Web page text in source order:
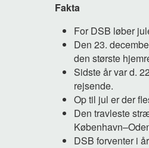
Fakta
For DSB løber
Den 23.
den største
Sidste år var d.
rejsende.
Op til jul er der
Den travleste
DSB forventer i